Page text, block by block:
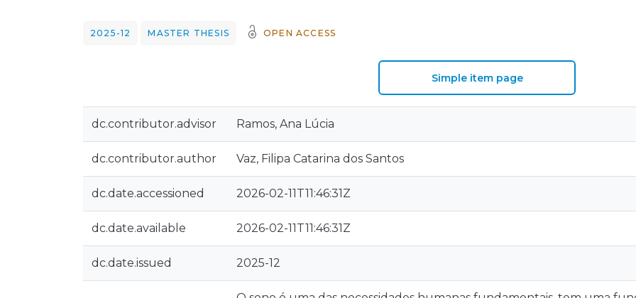
2025-12 MASTER THESIS OPEN ACCESS
Simple item page
dc.contributor.advisor Ramos, Ana Lúcia
dc.contributor.author Vaz, Filipa Catarina dos Santos
dc.date.accessioned 2026-02-11T11:46:31Z
dc.date.available 2026-02-11T11:46:31Z
dc.date.issued 2025-12